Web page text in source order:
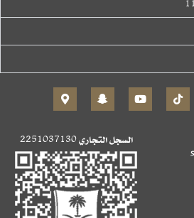
السجل التجاري2251037130